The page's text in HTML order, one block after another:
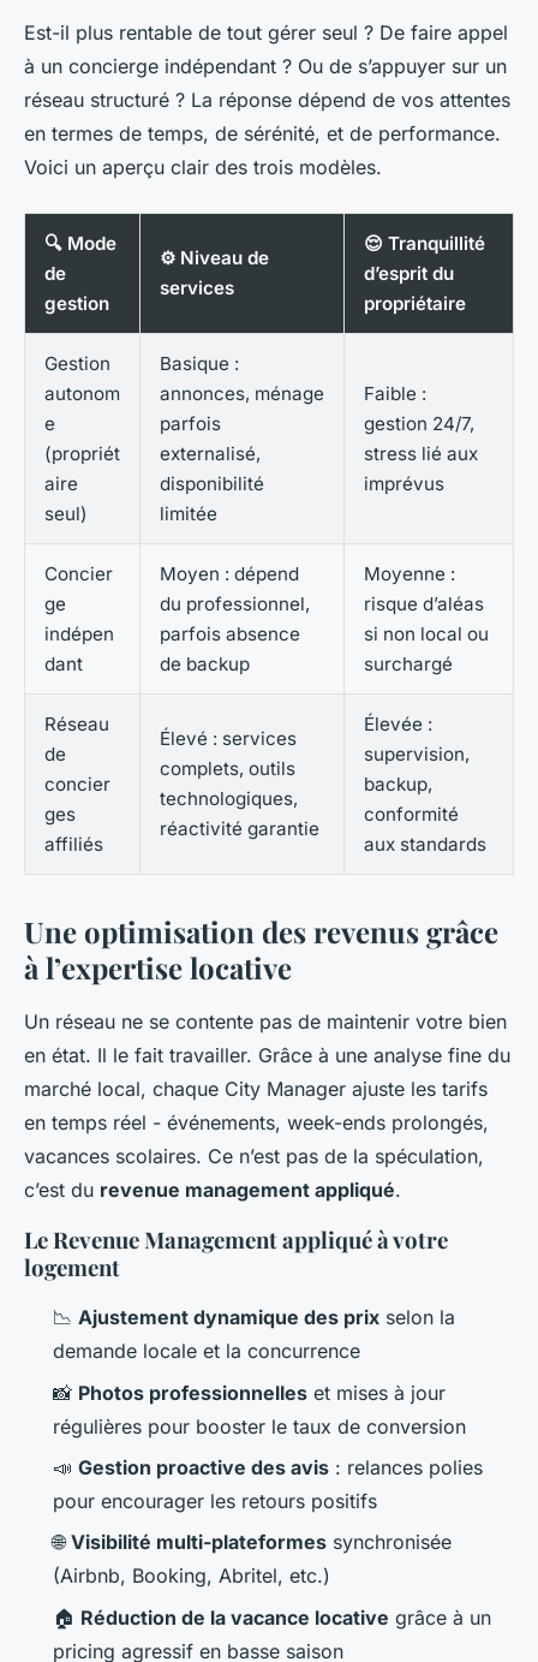
Est-il plus rentable de tout gérer seul ? De faire appel
à un concierge indépendant ? Ou de s’appuyer sur un
réseau structuré ? La réponse dépend de vos attentes
en termes de temps, de sérénité, et de performance.
Voici un aperçu clair des trois modèles.
🔍 Mode
de
gestion
⚙️ Niveau de
services
😌 Tranquillité
d’esprit du
propriétaire
Gestion
autonom
e
(propriét
aire
seul)
Basique :
annonces, ménage
parfois
externalisé,
disponibilité
limitée
Faible :
gestion 24/7,
stress lié aux
imprévus
Concier
ge
indépen
dant
Moyen : dépend
du professionnel,
parfois absence
de backup
Moyenne :
risque d’aléas
si non local ou
surchargé
Réseau
de
concier
ges
affiliés
Élevé : services
complets, outils
technologiques,
réactivité garantie
Élevée :
supervision,
backup,
conformité
aux standards
Une optimisation des revenus grâce
à l’expertise locative
Un réseau ne se contente pas de maintenir votre bien
en état. Il le fait travailler. Grâce à une analyse fine du
marché local, chaque City Manager ajuste les tarifs
en temps réel - événements, week-ends prolongés,
vacances scolaires. Ce n’est pas de la spéculation,
c’est du revenue management appliqué.
Le Revenue Management appliqué à votre
logement
📉 Ajustement dynamique des prix selon la
demande locale et la concurrence
📸 Photos professionnelles et mises à jour
régulières pour booster le taux de conversion
📣 Gestion proactive des avis : relances polies
pour encourager les retours positifs
🌐Visibilité multi-plateformes synchronisée
(Airbnb, Booking, Abritel, etc.)
🏠 Réduction de la vacance locative grâce à un
pricing agressif en basse saison